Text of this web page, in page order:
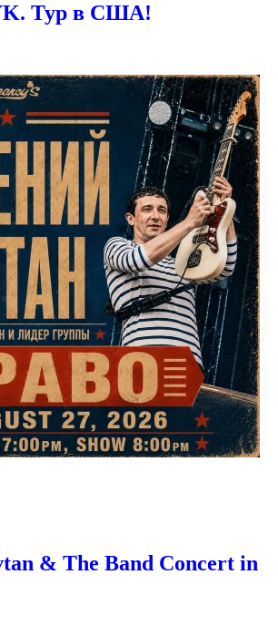
Тур в США!
& The Band Concert in